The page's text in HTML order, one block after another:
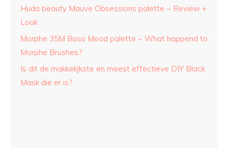
Huda beauty Mauve Obsessions palette ~ Review +
Look
Morphe 35M Boss Mood palette ~ What happend to
Morphe Brushes?
Is dit de makkelijkste en meest effectieve DIY Black
Mask die er is?